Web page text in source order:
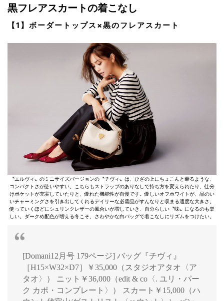
黒フレアスカートの着こなし
【1】ボーダートップス×黒のフレアスカート
〝エルヴィ〟のミニサイズバージョンの〝チヴィ〟は、ひざの上にちょこんと乗るような、
コンパクトさが使いやすい。こちらもストラップのありなしで持ち方を変えられたり、仕分
けポケットが充実していたりと、優れた機能性が自慢です。優しいオフホワイトが、品のい
いチャーミングさを引き出してくれるデイリーな必需品がすんなりと収まる適度な大きさ。
使っていくほどにシュリンクレザーの風合いが増していき、自分らしい〝味〟になるのも楽
しい。ダークめ配色が増える冬こそ、さわやかな白バッグで着こなしにリズムをつけたい。
[Domani12月号 179ページ] バッグ『チヴィ』
［H15×W32×D7］￥35,000（スタジオアタオ〈ア
タオ〉） ニット￥36,000（edit & co〈. ユリ・パー
ク カポ・コンプレート〉） スカート￥15,000（ハ